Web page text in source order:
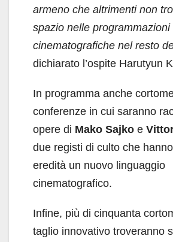
armeno che altrimenti non
spazio nelle programmazioni
cinematografiche nel resto
dichiarato l’ospite Harutyun
In programma anche
conferenze in cui saranno
opere di Mako Sajko e
due registi di culto che
eredità un nuovo linguaggio
cinematografico.
Infine, più di cinquanta
taglio innovativo troveranno